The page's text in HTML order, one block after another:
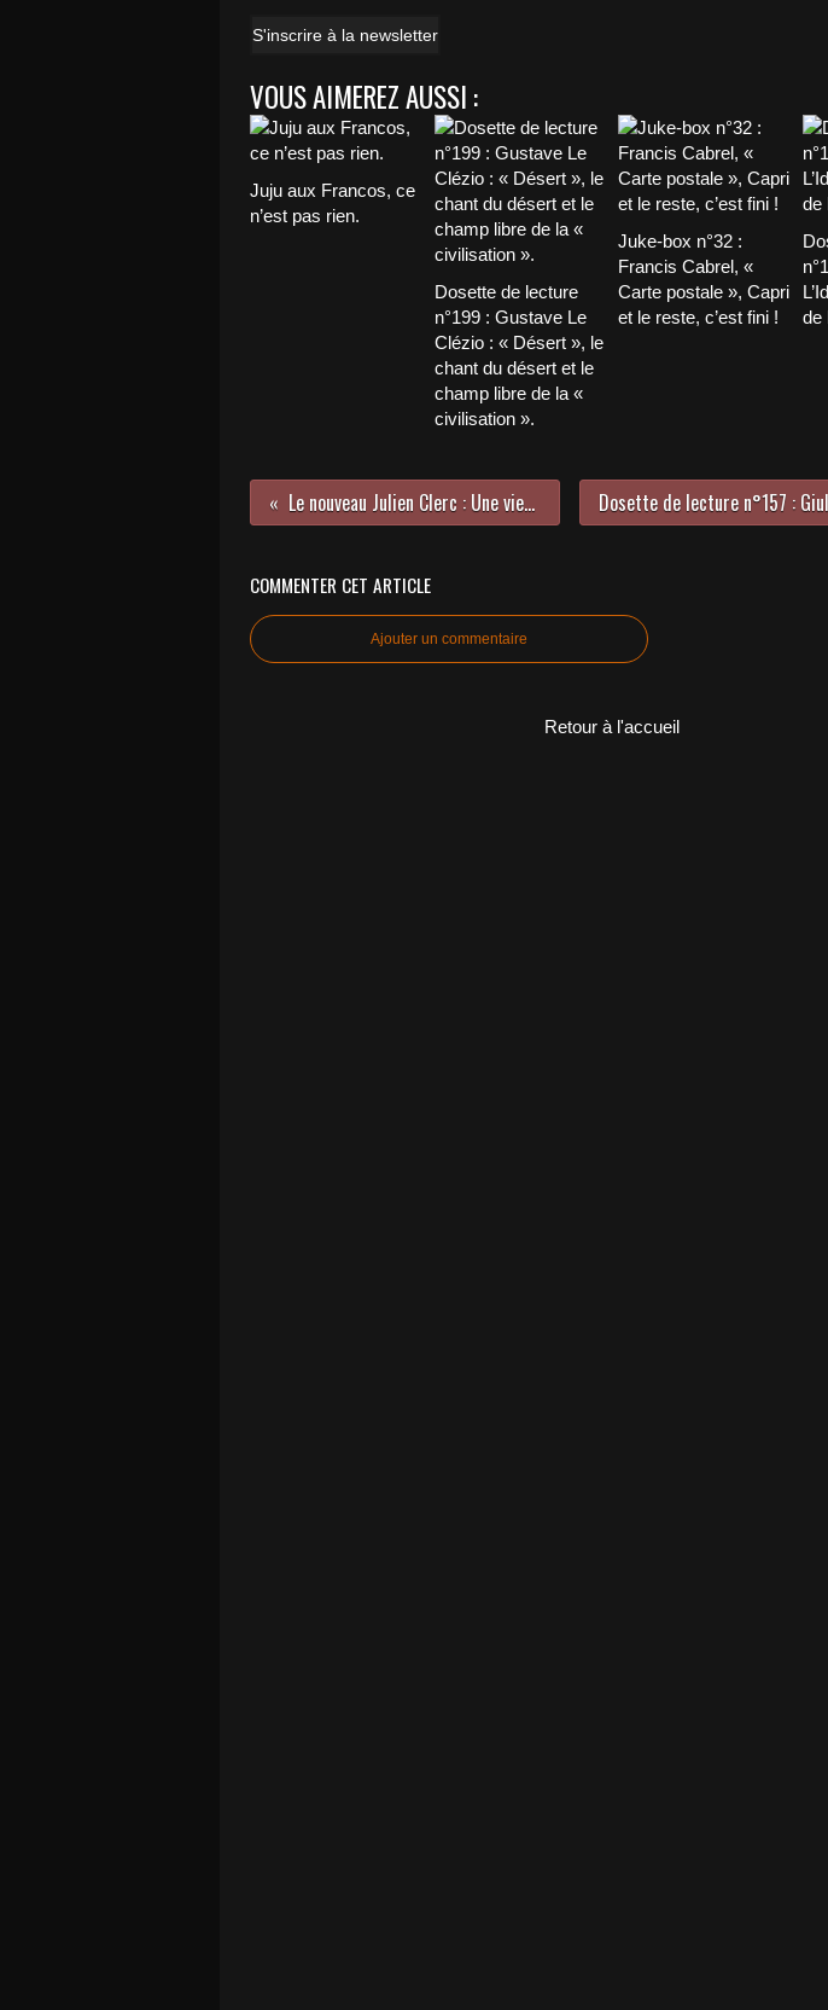
S'inscrire à la newsletter
VOUS AIMEREZ AUSSI :
Juju aux Francos, ce
n’est pas rien.
Dosette de lecture
n°199 : Gustave Le
Clézio : « Désert », le
chant du désert et le
champ libre de la «
civilisation ».
Juke-box n°32 :
Francis Cabrel, «
Carte postale », Capri
et le reste, c’est fini !
de
Le nouveau Julien Clerc : Une vie… et même une vie de rien, ce n’est pas rien !
COMMENTER CET ARTICLE
Ajouter un commentaire
Retour à l'accueil